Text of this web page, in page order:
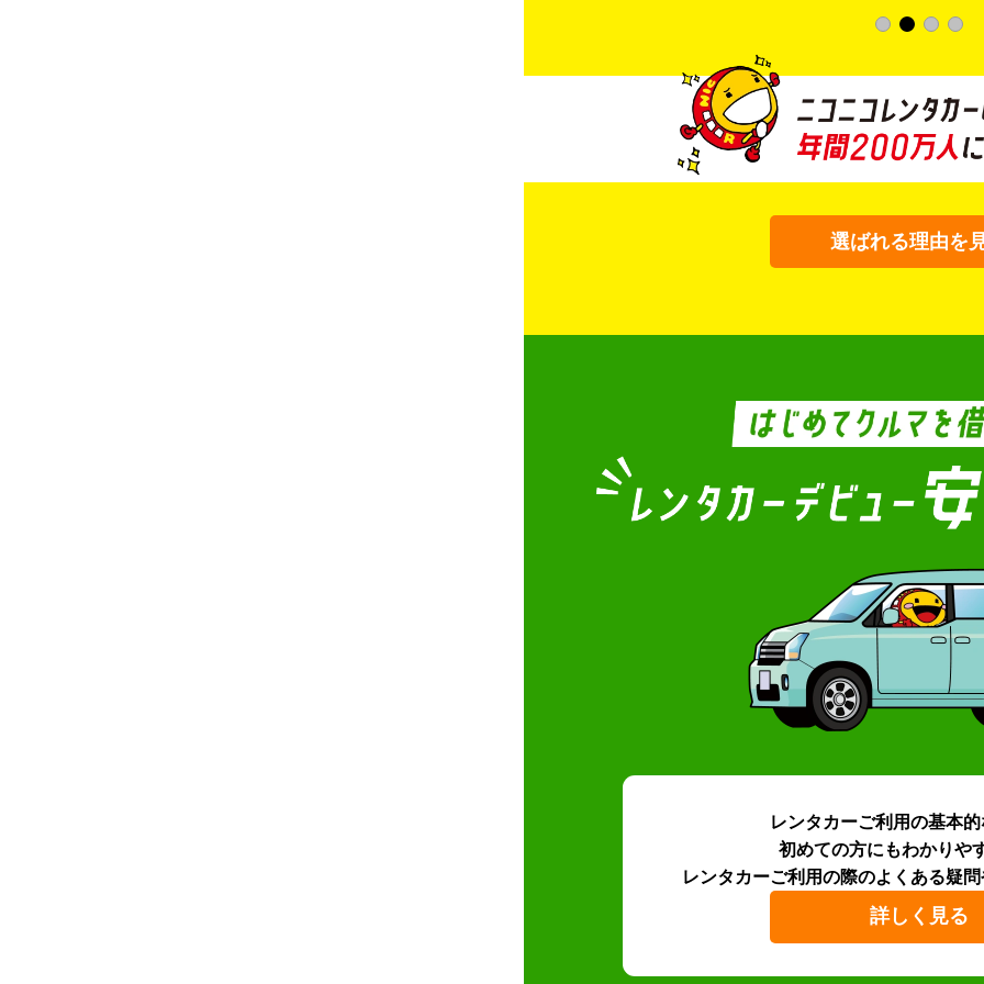
選ばれる理由を
レンタカーご利用の基本
初めての方にもわかりや
レンタカーご利用の際のよくある疑問
詳しく見る